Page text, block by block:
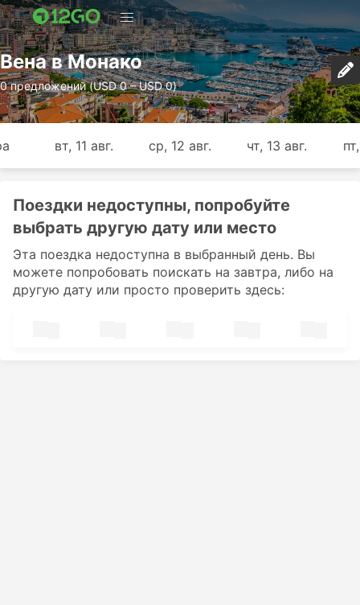
Вена в Монако
0 предложений (USD 0 – USD 0)
вт, 11 авг. ср, 12 авг. чт, 13 авг.
Поездки недоступны, попробуйте
выбрать другую дату или место
Эта поездка недоступна в выбранный день. Вы
можете попробовать поискать на завтра, либо на
другую дату или просто проверить здесь: